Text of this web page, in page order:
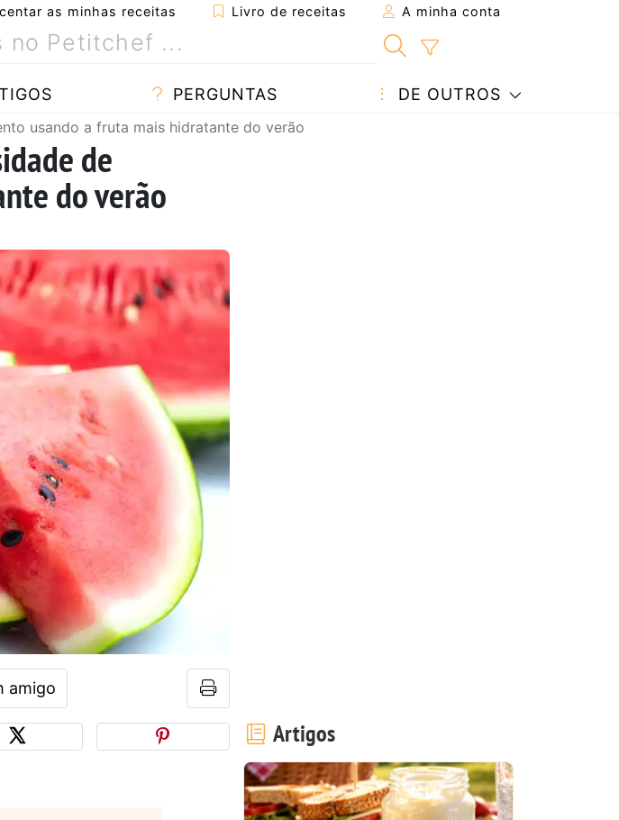
as minhas receitas Livro de receitas A minha conta
PERGUNTAS DE OUTROS
usando a fruta mais hidratante do verão
de
do verão
amigo
Artigos